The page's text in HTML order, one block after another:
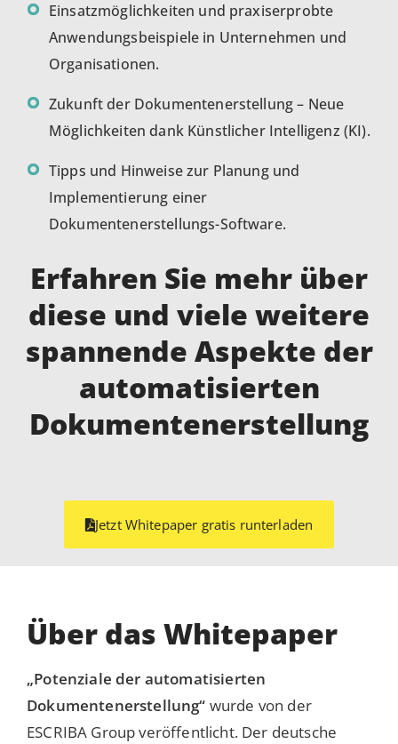
Einsatzmöglichkeiten und praxiserprobte
Anwendungsbeispiele in Unternehmen und
Organisationen.
Zukunft der Dokumentenerstellung – Neue
Möglichkeiten dank Künstlicher Intelligenz (KI).
Tipps und Hinweise zur Planung und
Implementierung einer
Dokumentenerstellungs-Software.
Erfahren Sie mehr über
diese und viele weitere
spannende Aspekte der
automatisierten
Dokumentenerstellung
Jetzt Whitepaper gratis runterladen
Über das Whitepaper
„Potenziale der automatisierten
Dokumentenerstellung“ wurde von der
ESCRIBA Group veröffentlicht. Der deutsche